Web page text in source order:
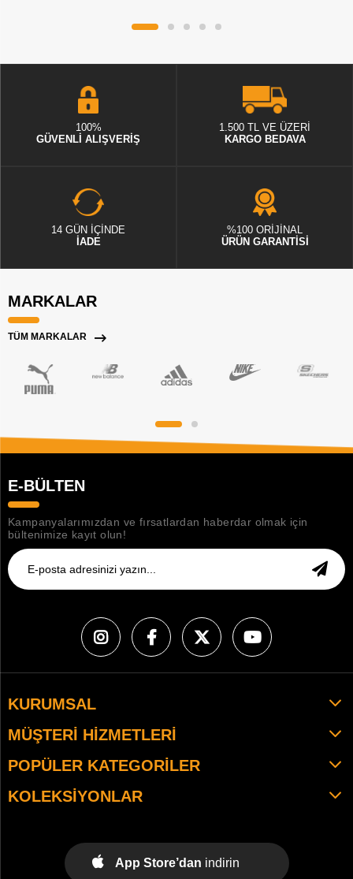
100%
GÜVENLİ ALIŞVERİŞ
1.500 TL VE ÜZERİ
KARGO BEDAVA
14 GÜN İÇİNDE
İADE
%100 ORİJİNAL
ÜRÜN GARANTİSİ
MARKALAR
TÜM MARKALAR
E-BÜLTEN
Kampanyalarımızdan ve fırsatlardan haberdar olmak için
bültenimize kayıt olun!
KURUMSAL
MÜŞTERI HIZMETLERI
POPÜLER KATEGORILER
KOLEKSIYONLAR
App Store’dan indirin